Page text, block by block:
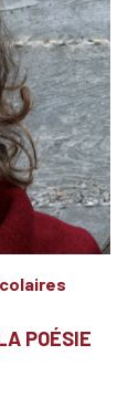
POÉSIE